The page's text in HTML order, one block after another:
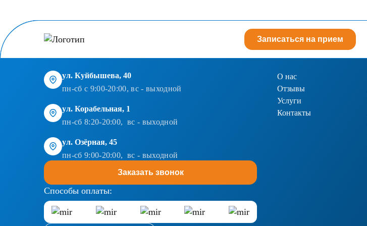
Записаться на прием
ул. Куйбышева, 40
пн-сб с 9:00-20:00, вс - выходной
ул. Корабельная, 1
пн-сб 8:20-20:00, вс - выходной
ул. Озёрная, 45
пн-сб 9:00-20:00, вс - выходной
Заказать звонок
Способы оплаты:
О нас
Отзывы
Услуги
Контакты